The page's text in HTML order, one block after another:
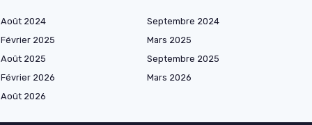
Août 2024
Septembre 2024
Février 2025
Mars 2025
Août 2025
Septembre 2025
Février 2026
Mars 2026
Août 2026